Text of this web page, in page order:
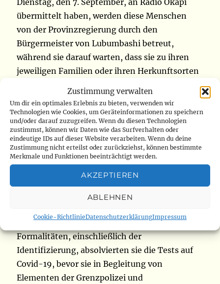
Zustimmung verwalten
Um dir ein optimales Erlebnis zu bieten, verwenden wir
Technologien wie Cookies, um Geräteinformationen zu speichern
und/oder darauf zuzugreifen. Wenn du diesen Technologien
zustimmst, können wir Daten wie das Surfverhalten oder
eindeutige IDs auf dieser Website verarbeiten. Wenn du deine
Zustimmung nicht erteilst oder zurückziehst, können bestimmte
Merkmale und Funktionen beeinträchtigt werden.
AKZEPTIEREN
ABLEHNEN
Cookie-RichtlinieDatenschutzerklärungImpressum
Dienstag, den 7. September, an Radio Okapi
übermittelt haben, werden diese Menschen
von der Provinzregierung durch den
Bürgermeister von Lubumbashi betreut,
während sie darauf warten, dass sie zu ihren
jeweiligen Familien oder ihren Herkunftsorten
Aufenthalt vorgeworfen. Es gibt diejenigen, die
mehrere Tage oder sogar Monate im Gefängnis
waren, bevor sie abgeschoben wurden, fügen
die gleichen Quellen hinzu. Sie berichten, dass
diese Kongolesen bei einer Kontrolle durch die
örtliche Polizei festgenommen wurden.
wurden zur Grenze von Kasumbalesa
Grenzstadt empfangen wurden. Nach den
Formalitäten, einschließlich der
Identifizierung, absolvierten sie die Tests auf
Covid-19, bevor sie in Begleitung von
Elementen der Grenzpolizei und